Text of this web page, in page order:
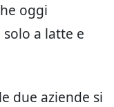
oggi
a latte e
due aziende si